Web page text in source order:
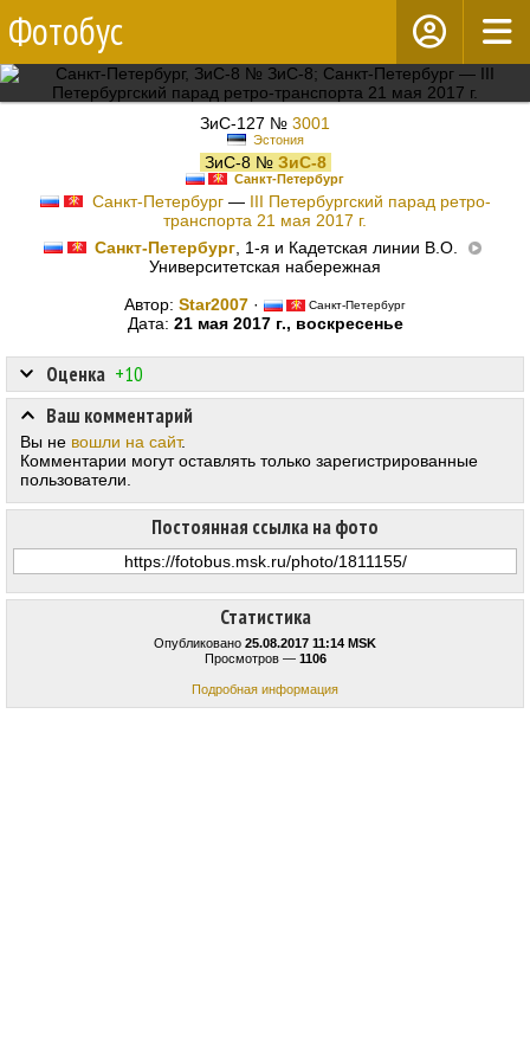
Фотобус
ЗиС-127 № 3001
Эстония
ЗиС-8 № ЗиС-8
Санкт-Петербург
Санкт-Петербург— III Петербургский парад ретро-
транспорта 21 мая 2017 г.
Санкт-Петербург, 1-я и Кадетская линии В.О.
Университетская набережная
Автор: Star2007 · Санкт-Петербург
Дата: 21 мая 2017 г., воскресенье
Статистика
Опубликовано 25.08.2017 11:14 MSK
Просмотров — 1106
Подробная информация
Оценка +10
Постоянная ссылка на фото
Ваш комментарий
Вы не вошли на сайт.
Комментарии могут оставлять только зарегистрированные
пользователи.